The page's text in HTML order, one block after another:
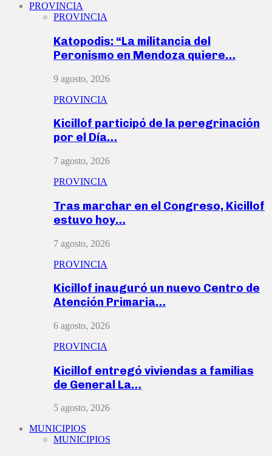
PROVINCIA
PROVINCIA
Katopodis: “La militancia del
Peronismo en Mendoza quiere…
9 agosto, 2026
PROVINCIA
Kicillof participó de la peregrinación
por el Día…
7 agosto, 2026
PROVINCIA
Tras marchar en el Congreso, Kicillof
estuvo hoy…
7 agosto, 2026
PROVINCIA
Kicillof inauguró un nuevo Centro de
Atención Primaria…
6 agosto, 2026
PROVINCIA
Kicillof entregó viviendas a familias
de General La…
5 agosto, 2026
MUNICIPIOS
MUNICIPIOS